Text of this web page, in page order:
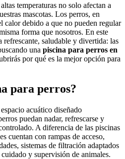
temperaturas no solo afectan a
mascotas. Los perros, en
calor debido a que no pueden regular
forma que nosotros. En este
refrescante, saludable y divertida: las
una piscina para perros en
por qué es la mejor opción para
para perros?
acuático diseñado
puedan nadar, refrescarse y
A diferencia de las piscinas
cuentan con rampas de acceso,
sistemas de filtración adaptados
y supervisión de animales.